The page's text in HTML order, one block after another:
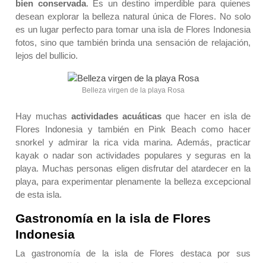
bien conservada. Es un destino imperdible para quienes
desean explorar la belleza natural única de Flores. No solo
es un lugar perfecto para tomar una isla de Flores Indonesia
fotos, sino que también brinda una sensación de relajación,
lejos del bullicio.
Belleza virgen de la playa Rosa
Hay muchasactividades acuáticas que hacer en isla de
Flores Indonesia y también en Pink Beach como hacer
snorkel y admirar la rica vida marina. Además, practicar
kayak o nadar son actividades populares y seguras en la
playa. Muchas personas eligen disfrutar del atardecer en la
playa, para experimentar plenamente la belleza excepcional
de esta isla.
Gastronomía en la isla de Flores
Indonesia
La gastronomía de la isla de Flores destaca por sus